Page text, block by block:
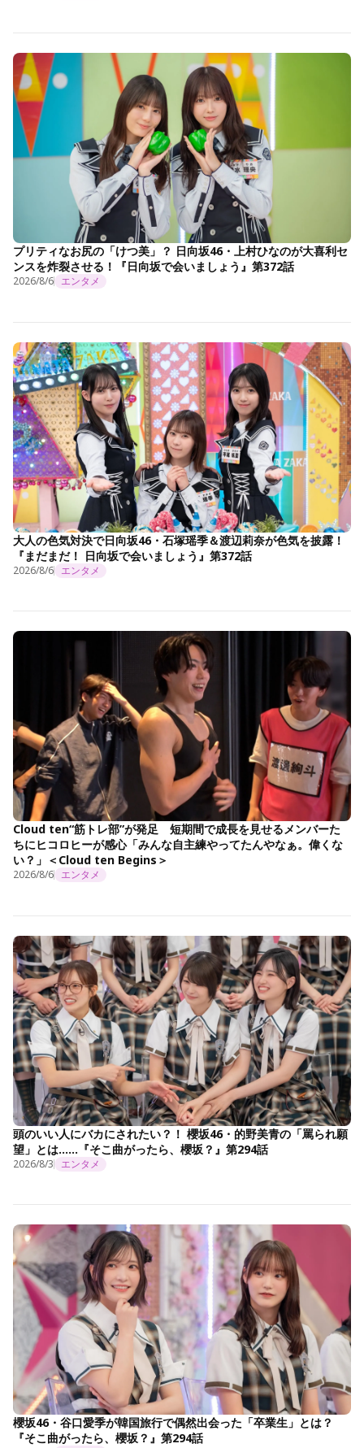
プリティなお尻の「けつ美」？ 日向坂46・上村ひなのが大喜利セ
ンスを炸裂させる！『日向坂で会いましょう』第372話
2026/8/6 エンタメ
大人の色気対決で日向坂46・石塚瑶季＆渡辺莉奈が色気を披露！
『まだまだ！ 日向坂で会いましょう』第372話
2026/8/6 エンタメ
Cloud ten“筋トレ部”が発足 短期間で成長を見せるメンバーた
ちにヒコロヒーが感心「みんな自主練やってたんやなぁ。偉くな
い？」＜Cloud ten Begins＞
2026/8/6 エンタメ
頭のいい人にバカにされたい？！ 櫻坂46・的野美青の「罵られ願
望」とは……『そこ曲がったら、櫻坂？』第294話
2026/8/3 エンタメ
櫻坂46・谷口愛季が韓国旅行で偶然出会った「卒業生」とは？
『そこ曲がったら、櫻坂？』第294話